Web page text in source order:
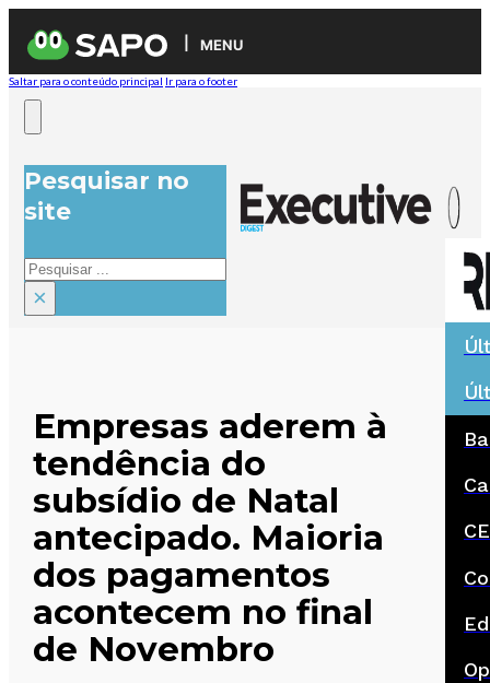
MENU
Saltar para o conteúdo principal Ir para o footer
Pesquisar no
site
Pesquisar
×
Empresas aderem à
tendência do
subsídio de Natal
antecipado. Maioria
dos pagamentos
acontecem no final
de Novembro